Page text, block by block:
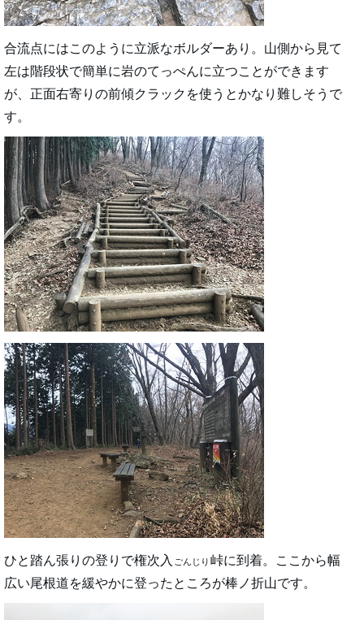
合流点にはこのように立派なボルダーあり。山側から見て
左は階段状で簡単に岩のてっぺんに立つことができます
が、正面右寄りの前傾クラックを使うとかなり難しそうで
す。
ひと踏ん張りの登りで権次入 ごんじり 峠に到着。ここから幅
広い尾根道を緩やかに登ったところが棒ノ折山です。